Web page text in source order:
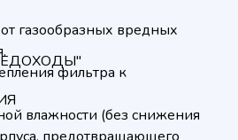
газообразных вредных
фильтра к
влажности (без снижения